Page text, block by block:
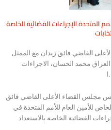
المتحدة الإجراءات القضائية الخاصة
القاضي فائق زيدان مع الممثل
محمد الحسان، الاجراءات
مجلس القضاء الأعلى القاضي فائق
للأمين العام للأمم المتحدة في
القضائية الخاصة بالاستعداد